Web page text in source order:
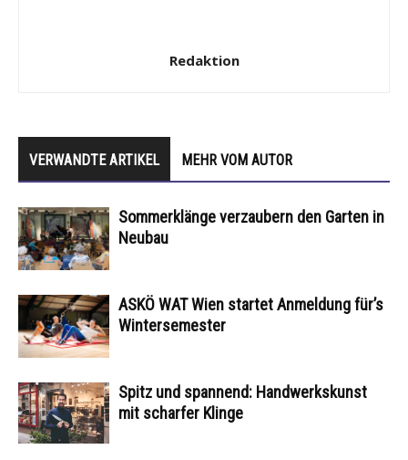
Redaktion
VERWANDTE ARTIKEL MEHR VOM AUTOR
Sommerklänge verzaubern den Garten in
Neubau
ASKÖ WAT Wien startet Anmeldung für’s
Wintersemester
Spitz und spannend: Handwerkskunst
mit scharfer Klinge